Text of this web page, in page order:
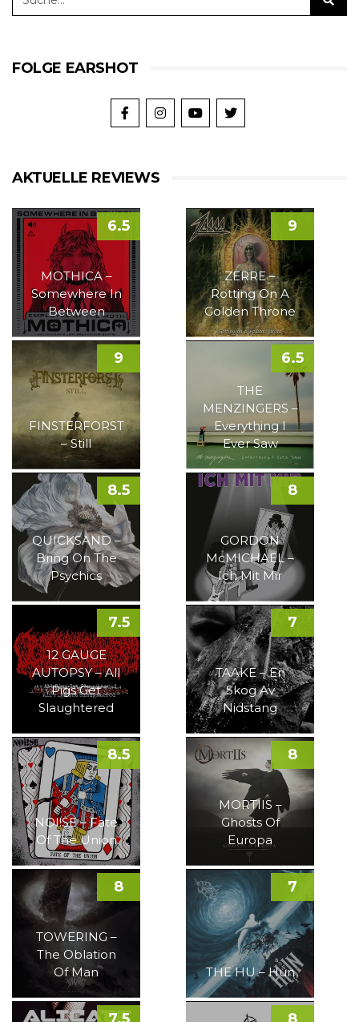
FOLGE EARSHOT
AKTUELLE REVIEWS
MOTHICA –
Somewhere In
Between
6.5
ZERRE –
Rotting On A
Golden Throne
9
FINSTERFORST
– Still
9
THE
MENZINGERS –
Everything I
Ever Saw
6.5
QUICKSAND –
Bring On The
Psychics
8.5
GORDON
McMICHAEL –
Ich Mit Mir
8
12 GAUGE
AUTOPSY – All
Pigs Get
Slaughtered
7.5
TAAKE – En
Skog Av
Nidstang
7
NOI!SE – Fate
Of The Union
8.5
MORTIIS –
Ghosts Of
Europa
8
TOWERING –
The Oblation
Of Man
8
THE HU – Hun
7